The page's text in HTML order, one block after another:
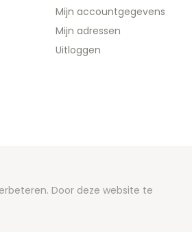
Mijn accountgegevens
Mijn adressen
Uitloggen
by Euronotes.be
Door deze website te